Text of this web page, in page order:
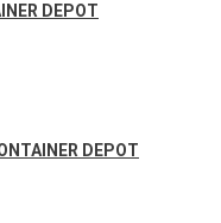
DEPOT
DEPOT